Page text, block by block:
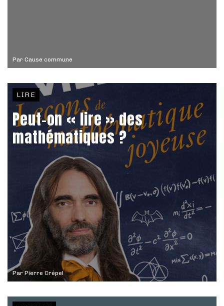
Par Cause commune
ParPierre Crépel
LIRE
Peut-on « lire » des
mathématiques ?